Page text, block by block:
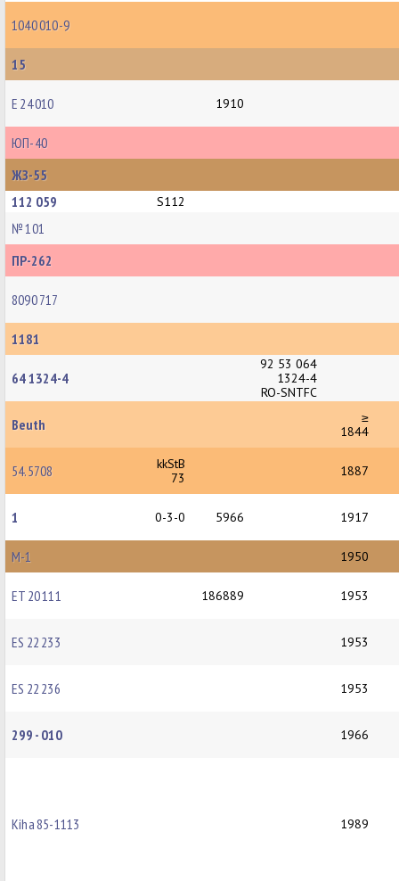
1040 010-9
15
E 24 010 1910
ЮП-40
ЖЗ-55
112 059
S112
№ 101
ПР-262
8090 717
1181
64 1324-4
92 53 064
1324-4
RO-SNTFC
Beuth
≥
1844
54.5708
kkStB
73
1887
1 0-3-0 5966 1917
М-1 1950
ET 20 111 186889 1953
ES 22 233 1953
ES 22 236 1953
299 - 010 1966
Kiha 85-1113 1989